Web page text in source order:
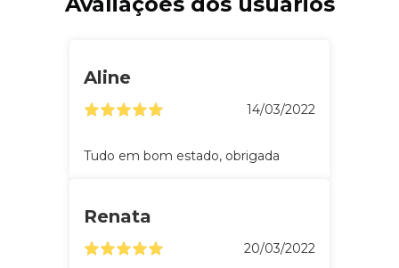
Aline
14/03/2022
Tudo em bom estado, obrigada
Renata
20/03/2022